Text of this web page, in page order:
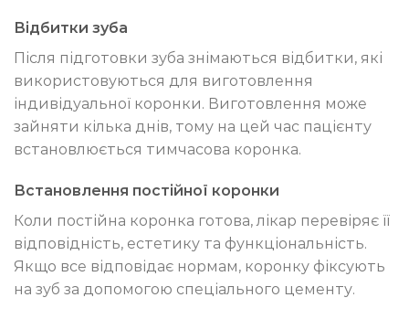
Відбитки зуба
Після підготовки зуба знімаються відбитки, які
використовуються для виготовлення
індивідуальної коронки. Виготовлення може
зайняти кілька днів, тому на цей час пацієнту
встановлюється тимчасова коронка.
Встановлення постійної коронки
Коли постійна коронка готова, лікар перевіряє її
відповідність, естетику та функціональність.
Якщо все відповідає нормам, коронку фіксують
на зуб за допомогою спеціального цементу.